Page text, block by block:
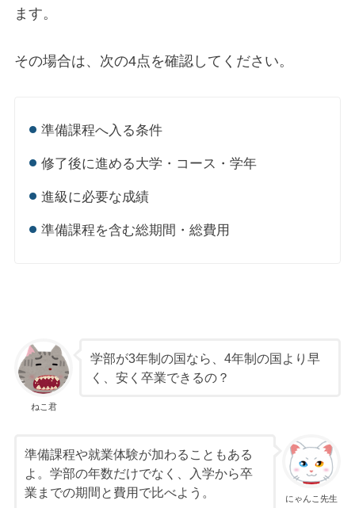
ます。
その場合は、次の4点を確認してください。
準備課程へ入る条件
修了後に進める大学・コース・学年
進級に必要な成績
準備課程を含む総期間・総費用
ねこ君
学部が3年制の国なら、4年制の国より早
く、安く卒業できるの？
にゃんこ先生
準備課程や就業体験が加わることもある
よ。学部の年数だけでなく、入学から卒
業までの期間と費用で比べよう。